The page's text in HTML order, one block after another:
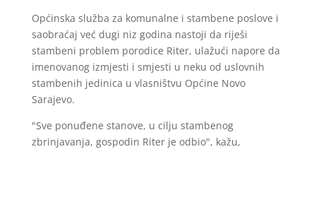
Općinska služba za komunalne i stambene poslove i
saobraćaj već dugi niz godina nastoji da riješi
stambeni problem porodice Riter, ulažući napore da
imenovanog izmjesti i smjesti u neku od uslovnih
stambenih jedinica u vlasništvu Općine Novo
Sarajevo.
"Sve ponuđene stanove, u cilju stambenog
zbrinjavanja, gospodin Riter je odbio", kažu,